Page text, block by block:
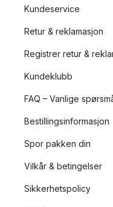
Kundeservice
Retur & reklamasjon
Registrer retur &
Kundeklubb
FAQ – Vanlige
Bestillingsinformasjon
Spor pakken din
Vilkår & betingelser
Sikkerhetspolicy